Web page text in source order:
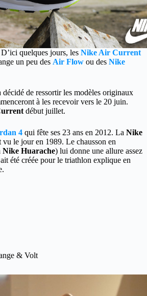
quelques jours, les Nike Air Current
un peu des Air Flow ou des Nike
décidé de ressortir les modèles originaux
à les recevoir vers le 20 juin.
début juillet.
4 qui fête ses 23 ans en 2012. La Nike
vu le jour en 1989. Le chausson en
Nike Huarache) lui donne une allure assez
été créée pour le triathlon explique en
& Volt